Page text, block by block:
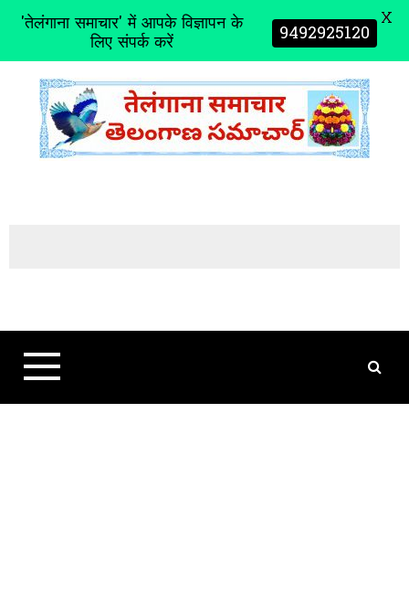
t
'तेलंगाना समाचार' में आपके विज्ञापन के
लिए संपर्क करें 9492925120 X